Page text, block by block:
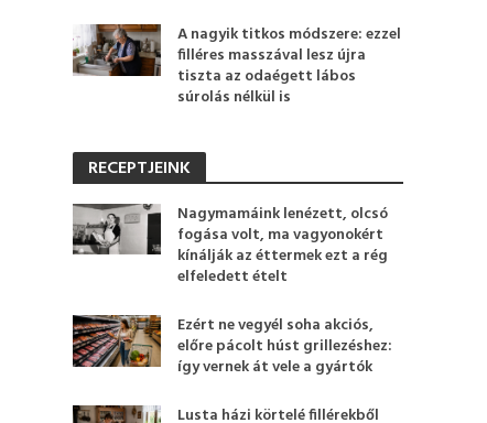
A nagyik titkos módszere: ezzel
filléres masszával lesz újra
tiszta az odaégett lábos
súrolás nélkül is
RECEPTJEINK
Nagymamáink lenézett, olcsó
fogása volt, ma vagyonokért
kínálják az éttermek ezt a rég
elfeledett ételt
Ezért ne vegyél soha akciós,
előre pácolt húst grillezéshez:
így vernek át vele a gyártók
Lusta házi körtelé fillérekből